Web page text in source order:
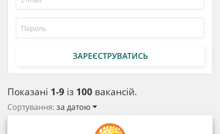
Показані 1-9 із 100 вакансій.
Сортування: за датою
ЗАРЕЄСТРУВАТИСЬ